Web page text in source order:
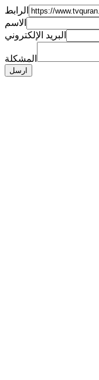
الرابط
الاسم
البريد الإلكتروني
المشكلة
ارسل